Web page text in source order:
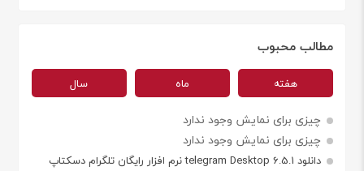
مطالب محبوب
هفته ماه سال
چیزی برای نمایش وجود ندارد
چیزی برای نمایش وجود ندارد
دانلود telegram Desktop 6.5.1 نرم افزار رایگان تلگرام دسکتاپ